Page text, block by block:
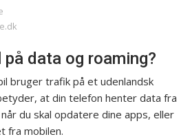
data og roaming?
bruger trafik på et udenlandsk
at din telefon henter data fra
du skal opdatere dine apps, eller
fra mobilen.